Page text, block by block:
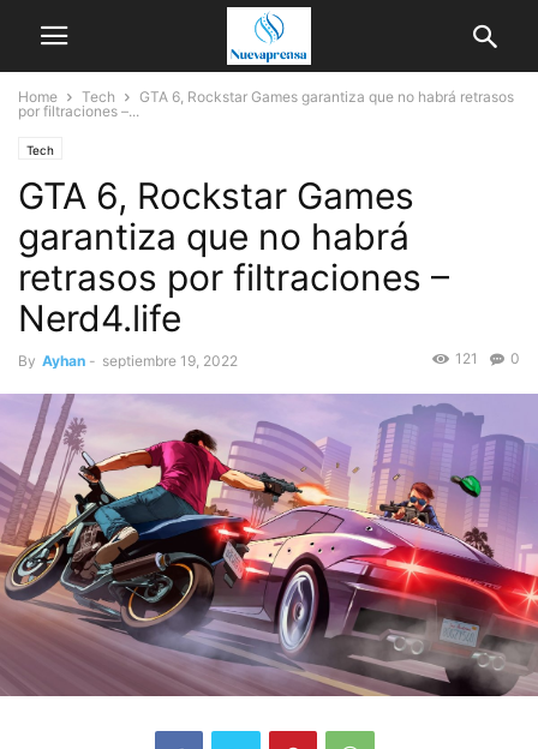
Home Tech
GTA 6, Rockstar Games garantiza que no habrá retrasos
por filtraciones –...
Tech
GTA 6, Rockstar Games
garantiza que no habrá
retrasos por filtraciones –
Nerd4.life
By Ayhan - septiembre 19, 2022 0
121